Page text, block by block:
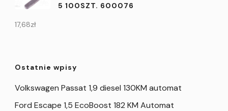
5 100SZT. 600076
17,68zł
Ostatnie wpisy
Volkswagen Passat 1,9 diesel 130KM automat
Ford Escape 1,5 EcoBoost 182 KM Automat